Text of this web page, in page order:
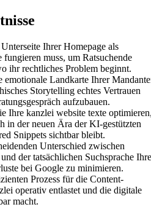
Ihrer Homepage als
muss, um Ratsuchende
ihr rechtliches Problem beginnt.
emotionale Landkarte Ihrer
Storytelling echtes Vertrauen
aufzubauen.
Ihre kanzlei website texte
in der neuen Ära der KI-gestützten
Snippets sichtbar bleibt.
Unterschied zwischen
der tatsächlichen Suchsprache
bei Google zu minimieren.
Prozess für die Content-
operativ entlastet und die digitale
macht.